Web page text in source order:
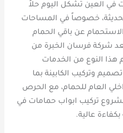
في العين تشكل اليوم حلاً
خصوصاً في المساحات
عن باقي الحمام
شركة فرسان الخبرة من
هذا النوع من الخدمات
وتركيب الكابينة بما
العام للحمام، مع الحرص
تركيب ابواب حمامات في
عالية.